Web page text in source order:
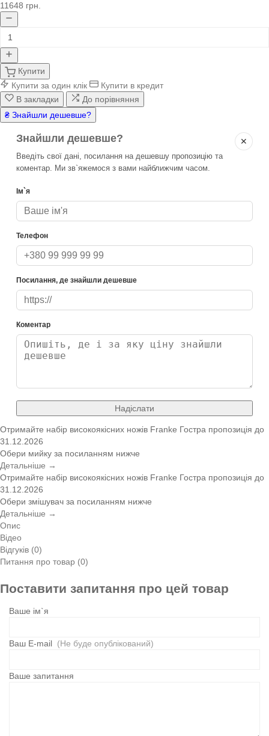
11648 грн.
Купити
Купити за один клік
Купити в кредит
В закладки
До порівняння
₴ Знайшли дешевше?
✕
Знайшли дешевше?
Введіть свої дані, посилання на дешевшу пропозицію та
коментар. Ми зв`яжемося з вами найближчим часом.
Ім`я
Телефон
Посилання, де знайшли дешевше
Коментар
Надіслати
Отримайте набір високоякісних ножів Franke Гостра пропозиція до
31.12.2026
Обери мийку за посиланням нижче
Детальніше →
Отримайте набір високоякісних ножів Franke Гостра пропозиція до
31.12.2026
Обери змішувач за посиланням нижче
Детальніше →
Опис
Відео
Відгуків (0)
Питання про товар (0)
Поставити запитання про цей товар
Ваше ім`я
Ваш E-mail (Не буде опублікований)
Ваше запитання